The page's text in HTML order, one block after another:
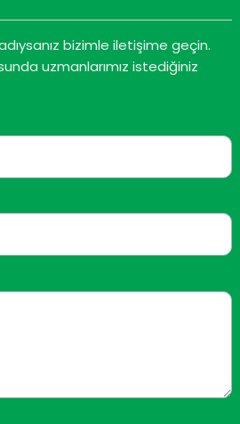
bizimle iletişime geçin.
uzmanlarımız istediğiniz
TAKILABILIR KLEMENSLER 2,5 MM²
0,4 NM